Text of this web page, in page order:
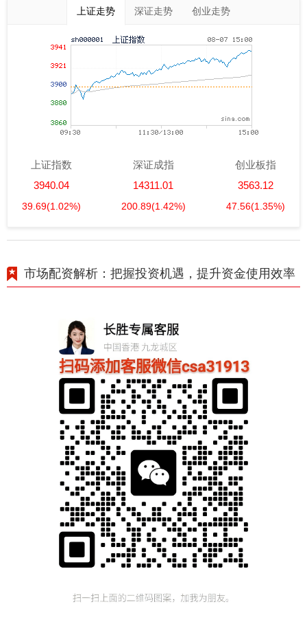
上证走势 深证走势 创业走势
上证指数
3940.04
39.69(1.02%)
深证成指
14311.01
200.89(1.42%)
创业板指
3563.12
47.56(1.35%)
市场配资解析：把握投资机遇，提升资金使用效率